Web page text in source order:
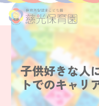
子供好きな人
トでのキャリ